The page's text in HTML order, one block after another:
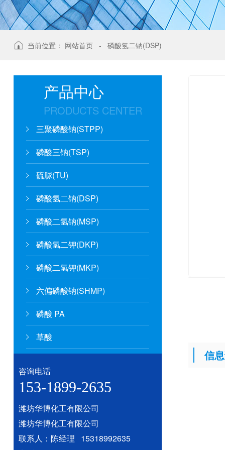
当前位置： 网站首页- 磷酸氢二钠(DSP)
产品中心
PRODUCTS CENTER
三聚磷酸钠(STPP)
磷酸三钠(TSP)
硫脲(TU)
磷酸氢二钠(DSP)
磷酸二氢钠(MSP)
磷酸氢二钾(DKP)
磷酸二氢钾(MKP)
六偏磷酸钠(SHMP)
磷酸 PA
草酸
咨询电话
153-1899-2635
潍坊华博化工有限公司
潍坊华博化工有限公司
联系人：陈经理 15318992635
信